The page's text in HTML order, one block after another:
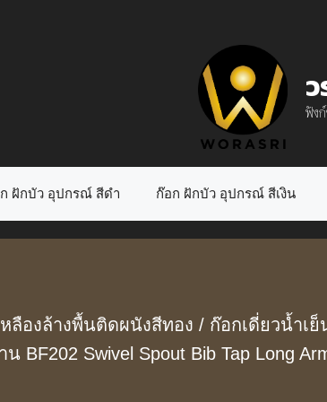
ฟัง
ฝักบัว อุปกรณ์ สีดำ ก๊อก ฝักบัว อุปกรณ์ สีเงิน
ลืองล้างพื้นติดผนังสีทอง / ก๊อกเดี่ยวน้ำเ
BF202 Swivel Spout Bib Tap Long